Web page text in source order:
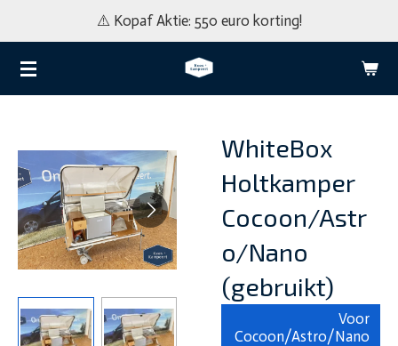
direct
naar
de
⚠️ Kopaf Aktie: 550 euro korting!
WhiteBox
Holtkamper
Cocoon/Astr
o/Nano
(gebruikt)
Voor
Cocoon/Astro/Nano